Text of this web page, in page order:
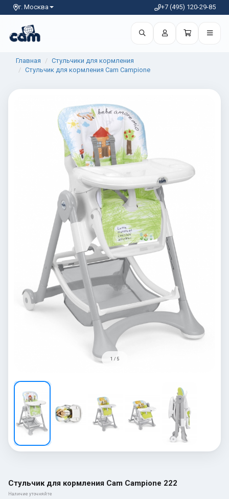
г. Москва +7 (495) 120-29-85
Главная
Стульчики для кормления
Стульчик для кормления Cam Campione
1 / 5
Стульчик для кормления Cam Campione 222
Наличие уточняйте